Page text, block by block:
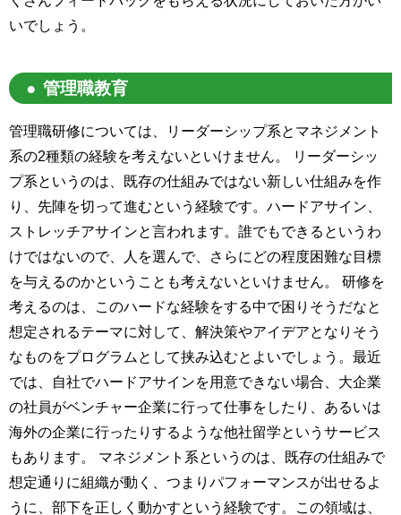
いでしょう。
管理職教育
管理職研修については、リーダーシップ系とマネジメント
系の2種類の経験を考えないといけません。 リーダーシッ
プ系というのは、既存の仕組みではない新しい仕組みを作
り、先陣を切って進むという経験です。ハードアサイン、
ストレッチアサインと言われます。誰でもできるというわ
けではないので、人を選んで、さらにどの程度困難な目標
を与えるのかということも考えないといけません。 研修を
考えるのは、このハードな経験をする中で困りそうだなと
想定されるテーマに対して、解決策やアイデアとなりそう
なものをプログラムとして挟み込むとよいでしょう。最近
では、自社でハードアサインを用意できない場合、大企業
の社員がベンチャー企業に行って仕事をしたり、あるいは
海外の企業に行ったりするような他社留学というサービス
もあります。 マネジメント系というのは、既存の仕組みで
想定通りに組織が動く、つまりパフォーマンスが出せるよ
うに、部下を正しく動かすという経験です。この領域は、